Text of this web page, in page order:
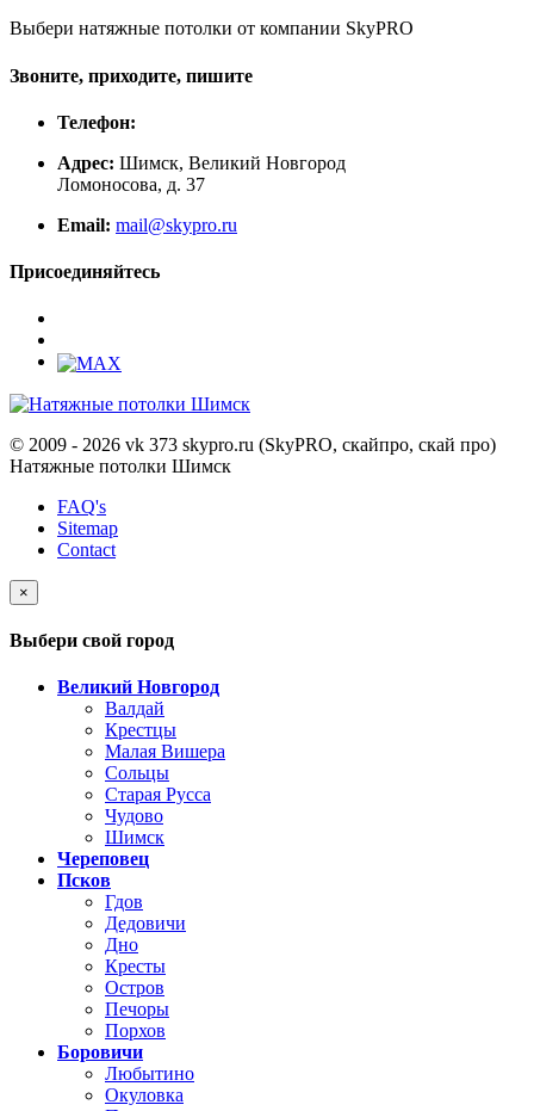
Выбери натяжные потолки от компании SkyPRO
Звоните, приходите, пишите
Телефон:
Адрес: Шимск, Великий Новгород
Ломоносова, д. 37
Email: mail@skypro.ru
Присоединяйтесь
© 2009 - 2026 vk 373 skypro.ru (SkyPRO, скайпро, скай про)
Натяжные потолки Шимск
FAQ's
Sitemap
Contact
×
Выбери свой город
Великий Новгород
Валдай
Крестцы
Малая Вишера
Сольцы
Старая Русса
Чудово
Шимск
Череповец
Псков
Гдов
Дедовичи
Дно
Кресты
Остров
Печоры
Порхов
Боровичи
Любытино
Окуловка